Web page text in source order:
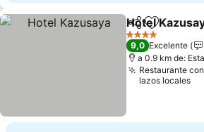
Compartir
Agregar
Hotel
4 Estrellas
9,0 Excelente
a 0.9 km de:
Restaurante
lazos locales